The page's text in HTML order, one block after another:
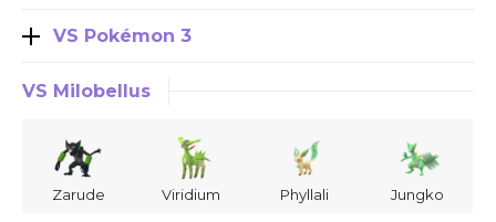
VS Pokémon 3
VS Milobellus
Zarude Viridium Phyllali Jungko